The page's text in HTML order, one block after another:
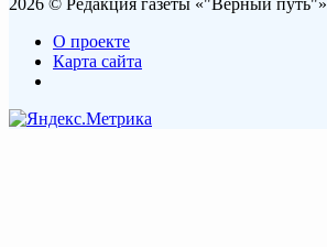
О проекте
Карта сайта